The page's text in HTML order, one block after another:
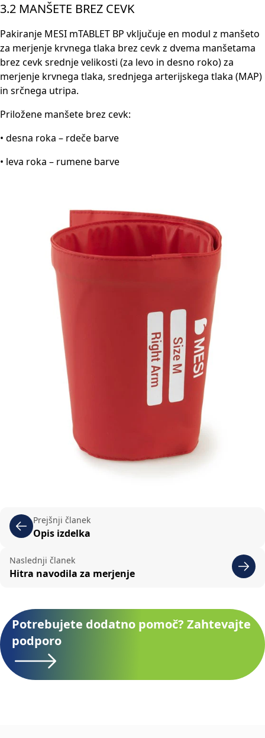
3.2 MANŠETE BREZ CEVK
Pakiranje MESI mTABLET BP vključuje en modul z manšeto
za merjenje krvnega tlaka brez cevk z dvema manšetama
brez cevk srednje velikosti (za levo in desno roko) za
merjenje krvnega tlaka, srednjega arterijskega tlaka (MAP)
in srčnega utripa.
Priložene manšete brez cevk:
• desna roka – rdeče barve
• leva roka – rumene barve
Prejšnji članek
Opis izdelka
Naslednji članek
Hitra navodila za merjenje
Potrebujete dodatno pomoč? Zahtevajte
podporo